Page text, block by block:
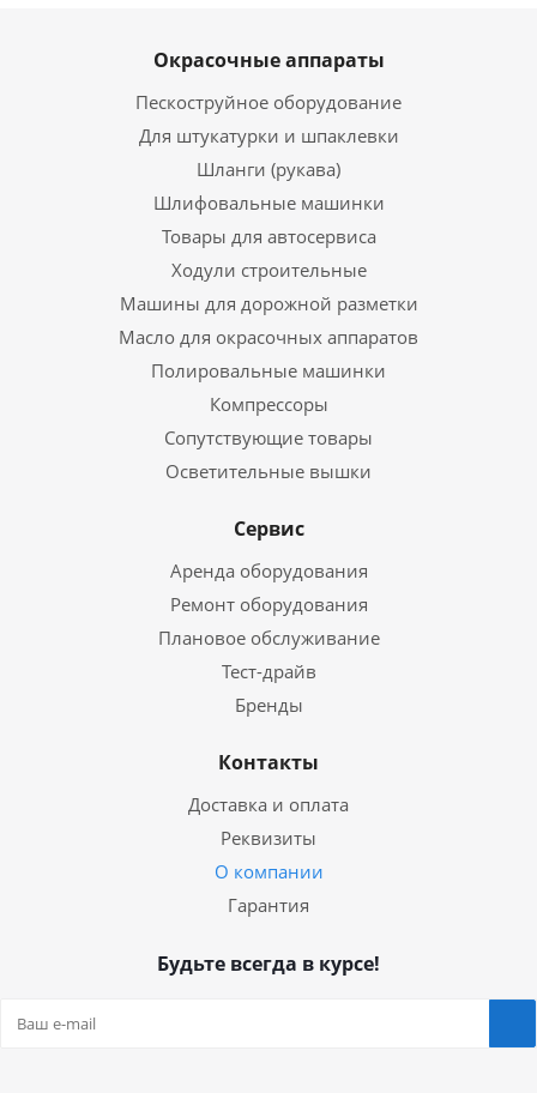
Окрасочные аппараты
Пескоструйное оборудование
Для штукатурки и шпаклевки
Шланги (рукава)
Шлифовальные машинки
Товары для автосервиса
Ходули строительные
Машины для дорожной разметки
Масло для окрасочных аппаратов
Полировальные машинки
Компрессоры
Сопутствующие товары
Осветительные вышки
Сервис
Аренда оборудования
Ремонт оборудования
Плановое обслуживание
Тест-драйв
Бренды
Контакты
Доставка и оплата
Реквизиты
О компании
Гарантия
Будьте всегда в курсе!